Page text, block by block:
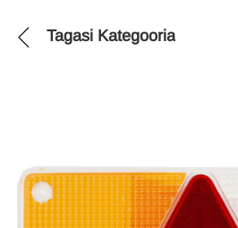
Tagasi Kategooria